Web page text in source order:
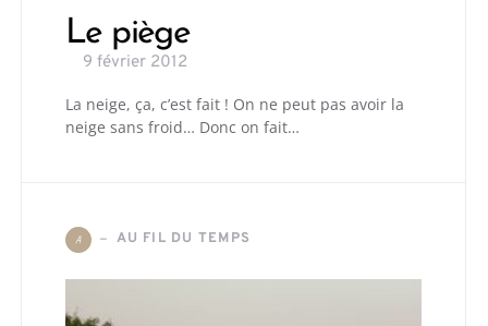
Le piège
9 février 2012
La neige, ça, c’est fait ! On ne peut pas avoir la
neige sans froid… Donc on fait…
A AU FIL DU TEMPS